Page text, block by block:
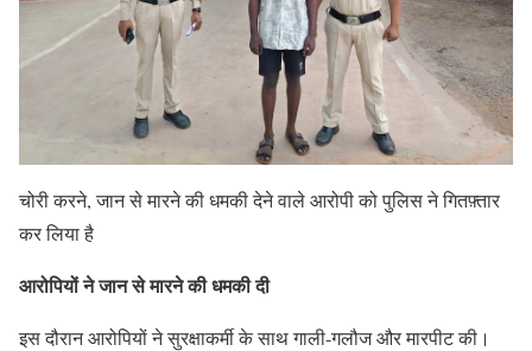
चोरी करने, जान से मारने की धमकी देने वाले आरोपी को पुलिस ने गितफ़्तार
कर लिया है
आरोपियों ने जान से मारने की धमकी दी
इस दौरान आरोपियों ने सुरक्षाकर्मी के साथ गाली-गलौज और मारपीट की।